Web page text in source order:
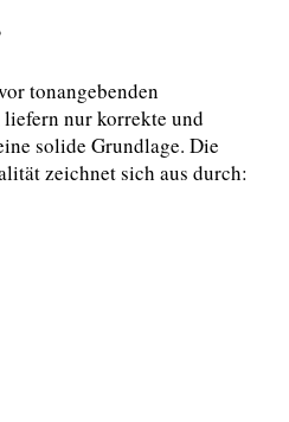
tonangebenden
nur korrekte und
solide Grundlage. Die
zeichnet sich aus durch: